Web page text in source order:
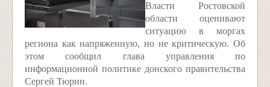
Власти Ростовской
области оценивают
ситуацию в моргах
региона как напряженную, но не критическую. Об
этом сообщил глава управления по
информационной политике донского правительства
Сергей Тюрин.